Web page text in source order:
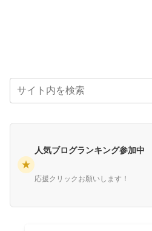
★
人気ブログランキング参加中
応援クリックお願いします！